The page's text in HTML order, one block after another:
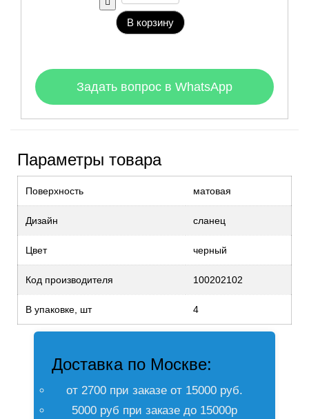
В корзину
Задать вопрос в WhatsApp
Параметры товара
Поверхность матовая
Дизайн сланец
Цвет черный
Код производителя 100202102
В упаковке, шт 4
Доставка по Москве:
от 2700 при заказе от 15000 руб.
5000 руб при заказе до 15000р